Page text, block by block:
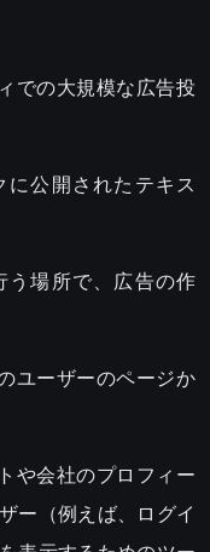
での大規模な広告投
に公開されたテキス
う場所で、広告の作
ユーザーのページか
や会社のプロフィー
ー（例えば、ログイ